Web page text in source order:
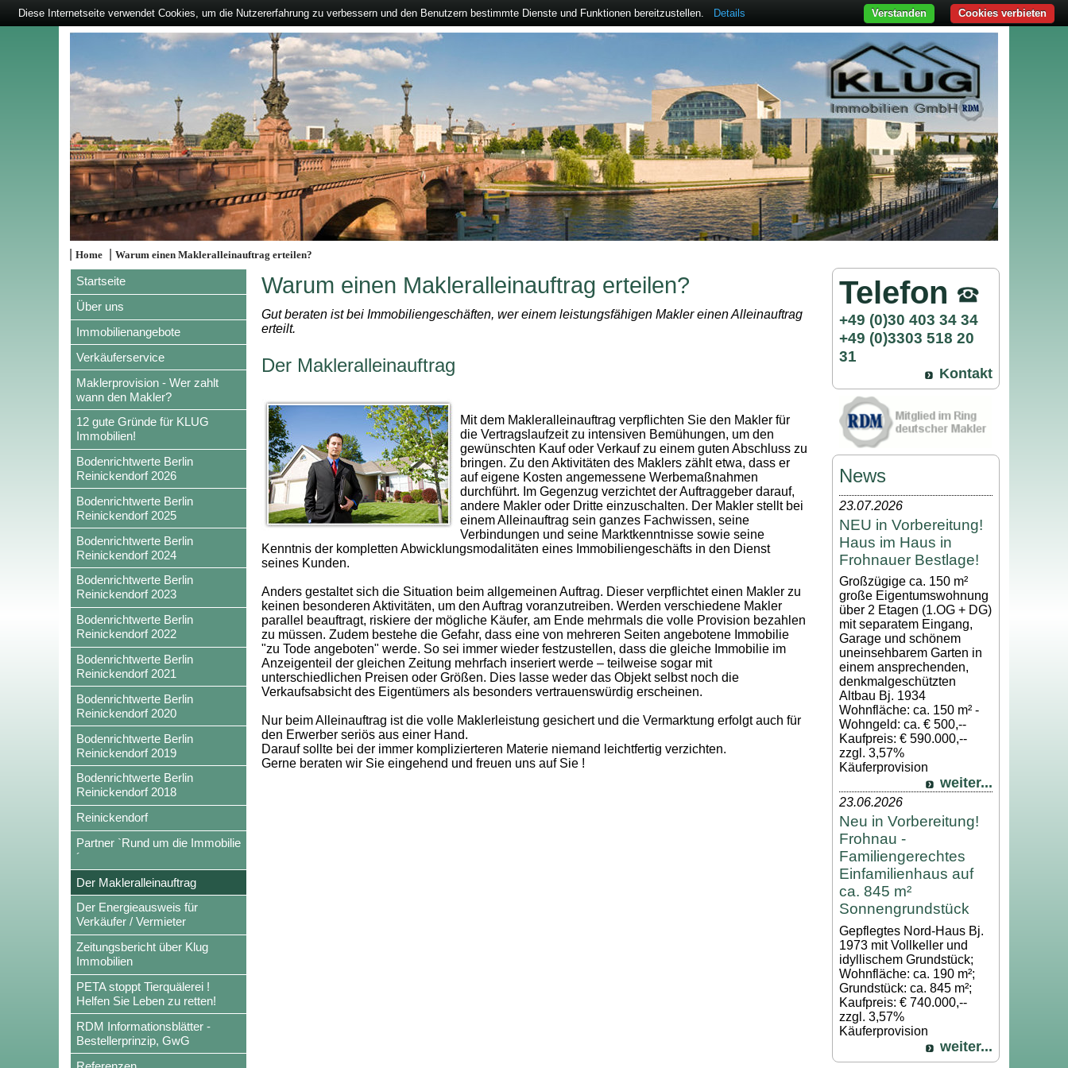
|Home |Warum einen Makleralleinauftrag erteilen?
Startseite
Über uns
Immobilienangebote
Verkäuferservice
Maklerprovision - Wer zahlt
wann den Makler?
12 gute Gründe für KLUG
Immobilien!
Bodenrichtwerte Berlin
Reinickendorf 2026
Bodenrichtwerte Berlin
Reinickendorf 2025
Bodenrichtwerte Berlin
Reinickendorf 2024
Bodenrichtwerte Berlin
Reinickendorf 2023
Bodenrichtwerte Berlin
Reinickendorf 2022
Bodenrichtwerte Berlin
Reinickendorf 2021
Bodenrichtwerte Berlin
Reinickendorf 2020
Bodenrichtwerte Berlin
Reinickendorf 2019
Bodenrichtwerte Berlin
Reinickendorf 2018
Reinickendorf
Partner `Rund um die Immobilie
´
Der Makleralleinauftrag
Der Energieausweis für
Verkäufer / Vermieter
Zeitungsbericht über Klug
Immobilien
PETA stoppt Tierquälerei !
Helfen Sie Leben zu retten!
RDM Informationsblätter -
Bestellerprinzip, GwG
Warum einen Makleralleinauftrag erteilen?
Gut beraten ist bei Immobiliengeschäften, wer einem leistungsfähigen Makler einen Alleinauftrag
erteilt.
Der Makleralleinauftrag
Mit dem Makleralleinauftrag verpflichten Sie den Makler für
die Vertragslaufzeit zu intensiven Bemühungen, um den
gewünschten Kauf oder Verkauf zu einem guten Abschluss zu
bringen. Zu den Aktivitäten des Maklers zählt etwa, dass er
auf eigene Kosten angemessene Werbemaßnahmen
durchführt. Im Gegenzug verzichtet der Auftraggeber darauf,
andere Makler oder Dritte einzuschalten. Der Makler stellt bei
einem Alleinauftrag sein ganzes Fachwissen, seine
Verbindungen und seine Marktkenntnisse sowie seine
Kenntnis der kompletten Abwicklungsmodalitäten eines Immobiliengeschäfts in den Dienst
seines Kunden.
Anders gestaltet sich die Situation beim allgemeinen Auftrag. Dieser verpflichtet einen Makler zu
keinen besonderen Aktivitäten, um den Auftrag voranzutreiben. Werden verschiedene Makler
parallel beauftragt, riskiere der mögliche Käufer, am Ende mehrmals die volle Provision bezahlen
zu müssen. Zudem bestehe die Gefahr, dass eine von mehreren Seiten angebotene Immobilie
"zu Tode angeboten" werde. So sei immer wieder festzustellen, dass die gleiche Immobilie im
Anzeigenteil der gleichen Zeitung mehrfach inseriert werde – teilweise sogar mit
unterschiedlichen Preisen oder Größen. Dies lasse weder das Objekt selbst noch die
Verkaufsabsicht des Eigentümers als besonders vertrauenswürdig erscheinen.
Nur beim Alleinauftrag ist die volle Maklerleistung gesichert und die Vermarktung erfolgt auch für
den Erwerber seriös aus einer Hand.
Darauf sollte bei der immer komplizierteren Materie niemand leichtfertig verzichten.
Gerne beraten wir Sie eingehend und freuen uns auf Sie !
Telefon
+49 (0)30 403 34 34
+49 (0)3303 518 20
31
Kontakt
News
23.07.2026
NEU in Vorbereitung!
Haus im Haus in
Frohnauer Bestlage!
Großzügige ca. 150 m²
große Eigentumswohnung
über 2 Etagen (1.OG + DG)
mit separatem Eingang,
Garage und schönem
uneinsehbarem Garten in
einem ansprechenden,
denkmalgeschützten
Altbau Bj. 1934
Wohnfläche: ca. 150 m² -
Wohngeld: ca. € 500,--
Kaufpreis: € 590.000,--
zzgl. 3,57%
Käuferprovision
weiter...
23.06.2026
Neu in Vorbereitung!
Frohnau -
Familiengerechtes
Einfamilienhaus auf
ca. 845 m²
Sonnengrundstück
Gepflegtes Nord-Haus Bj.
1973 mit Vollkeller und
idyllischem Grundstück;
Wohnfläche: ca. 190 m²;
Grundstück: ca. 845 m²;
Kaufpreis: € 740.000,--
zzgl. 3,57%
Käuferprovision
weiter...
Diese Internetseite verwendet Cookies, um die Nutzererfahrung zu verbessern und den Benutzern bestimmte Dienste und Funktionen bereitzustellen. Details Cookies verbieten
Verstanden